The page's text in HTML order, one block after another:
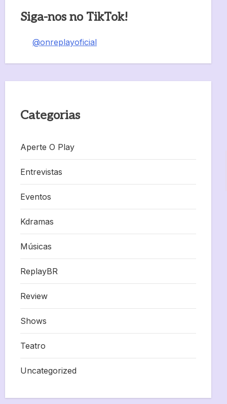
Siga-nos no TikTok!
@onreplayoficial
Categorias
Aperte O Play
Entrevistas
Eventos
Kdramas
Músicas
ReplayBR
Review
Shows
Teatro
Uncategorized